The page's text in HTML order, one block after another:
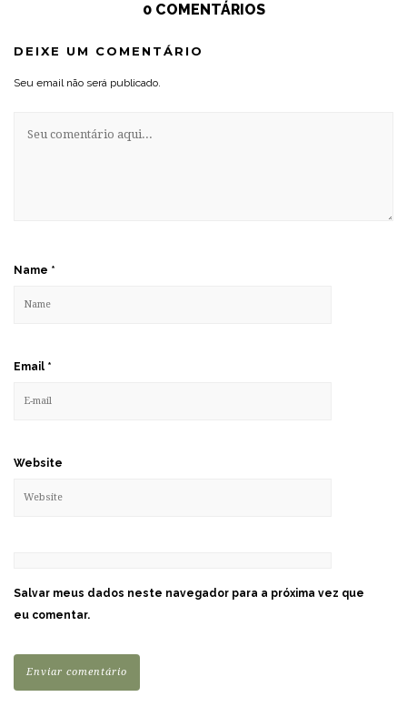
0 COMENTÁRIOS
DEIXE UM COMENTÁRIO
Seu email não será publicado.
Name *
Email *
Website
Salvar meus dados neste navegador para a próxima vez que
eu comentar.